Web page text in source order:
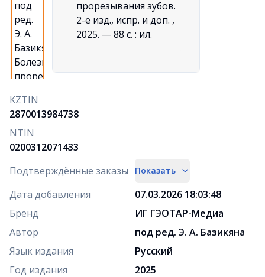
KZTIN
2870013984738
NTIN
0200312071433
Подтверждённые заказы
Показать
Дата добавления
07.03.2026 18:03:48
Бренд
ИГ ГЭОТАР-Медиа
Автор
под ред. Э. А. Базикяна
Язык издания
Русский
Год издания
2025